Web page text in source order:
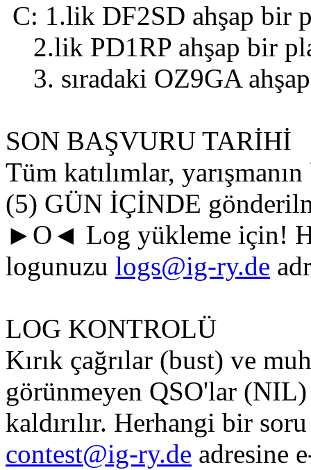
C: 1.lik DF2SD ahşap bir
2.lik PD1RP ahşap bir
3. sıradaki OZ9GA
SON BAŞVURU TARİHİ
Tüm katılımlar,
(5) GÜN İÇİNDE
►O◄ Log yükleme için!
logunuzu logs@ig-ry.de
LOG KONTROLÜ
Kırık çağrılar (bust) ve
görünmeyen QSO'lar
kaldırılır. Herhangi bir soru
contest@ig-ry.de adresine